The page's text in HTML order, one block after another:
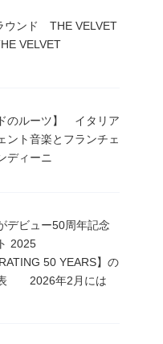
ウンド THE VELVET
VELVET
のルーツ】 イタリア
ント音楽とフランチェ
ディーニ
デビュー50周年記念
2025
50 YEARS】の
2026年2月には